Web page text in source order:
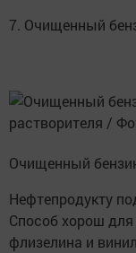
7. Очищенный
Очищенный
Нефтепродукту
Способ хорош для
флизелина и